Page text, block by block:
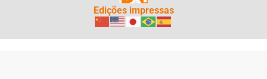
Edições impressas